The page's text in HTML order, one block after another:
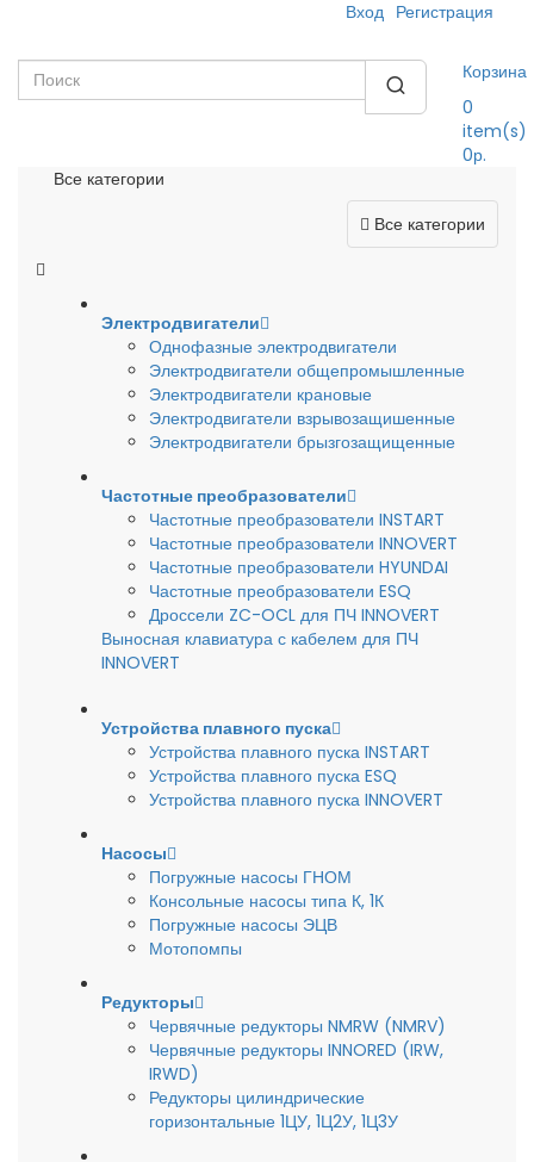
Вход Регистрация
Корзина
0
item(s)
0р.
Все категории
Все категории
Электродвигатели
Однофазные электродвигатели
Электродвигатели общепромышленные
Электродвигатели крановые
Электродвигатели взрывозащишенные
Электродвигатели брызгозащищенные
Частотные преобразователи
Частотные преобразователи INSTART
Частотные преобразователи INNOVERT
Частотные преобразователи HYUNDAI
Частотные преобразователи ESQ
Дроссели ZC-OCL для ПЧ INNOVERT
Выносная клавиатура с кабелем для ПЧ
INNOVERT
Устройства плавного пуска
Устройства плавного пуска INSTART
Устройства плавного пуска ESQ
Устройства плавного пуска INNOVERT
Насосы
Погружные насосы ГНОМ
Консольные насосы типа К, 1К
Погружные насосы ЭЦВ
Мотопомпы
Редукторы
Червячные редукторы NMRW (NMRV)
Червячные редукторы INNORED (IRW,
IRWD)
Редукторы цилиндрические
горизонтальные 1ЦУ, 1Ц2У, 1Ц3У